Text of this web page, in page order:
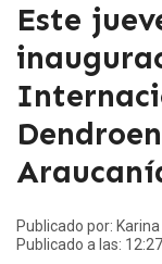
Este
Publicado por: Karina
Publicado a las: 12:27